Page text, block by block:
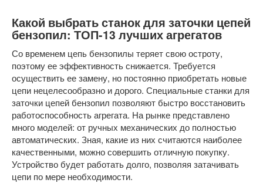
Какой выбрать станок для заточки цепей
бензопил: ТОП-13 лучших агрегатов
Со временем цепь бензопилы теряет свою остроту,
поэтому ее эффективность снижается. Требуется
осуществить ее замену, но постоянно приобретать новые
цепи нецелесообразно и дорого. Специальные станки для
заточки цепей бензопил позволяют быстро восстановить
работоспособность агрегата. На рынке представлено
много моделей: от ручных механических до полностью
автоматических. Зная, какие из них считаются наиболее
качественными, можно совершить отличную покупку.
Устройство будет работать долго, позволяя затачивать
цепи по мере необходимости.